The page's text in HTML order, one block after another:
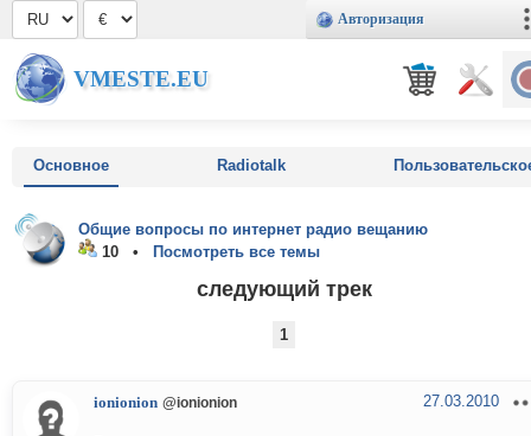
Авторизация
VMESTE.EU
Основное Radiotalk
Общие вопросы по интернет радио вещанию
10 •
Посмотреть все темы
следующий трек
1
ionionion @ionionion 27.03.2010